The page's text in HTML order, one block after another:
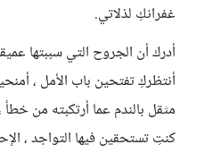
غفرانكِ لذلاتي.
أدرك أن الجروح التي سببتها
أنتظركِ تفتحين باب الأمل ،
مثقل بالندم عما أرتكبته من
كنتِ تستحقين فيها التواجد ،